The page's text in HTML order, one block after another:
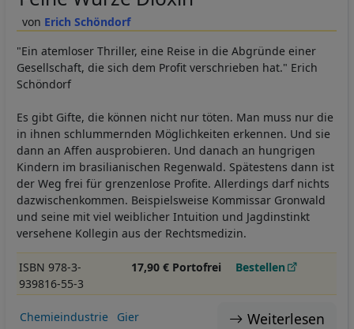
Erich Schöndorf
"Ein atemloser Thriller, eine Reise in die Abgründe einer
Gesellschaft, die sich dem Profit verschrieben hat." Erich
Schöndorf
Es gibt Gifte, die können nicht nur töten. Man muss nur die
in ihnen schlummernden Möglichkeiten erkennen. Und sie
dann an Affen ausprobieren. Und danach an hungrigen
Kindern im brasilianischen Regenwald. Spätestens dann ist
der Weg frei für grenzenlose Profite. Allerdings darf nichts
dazwischenkommen. Beispielsweise Kommissar Gronwald
und seine mit viel weiblicher Intuition und Jagdinstinkt
versehene Kollegin aus der Rechtsmedizin.
ISBN 978-3-
939816-55-3
17,90 € Portofrei Bestellen
Weiterlesen
Chemieindustrie
Gier